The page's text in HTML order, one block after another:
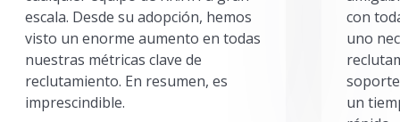
escala. Desde su adopción, hemos
visto un enorme aumento en todas
nuestras métricas clave de
reclutamiento. En resumen, es
imprescindible.
con
uno
un